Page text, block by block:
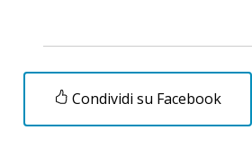
Condividi su Facebook